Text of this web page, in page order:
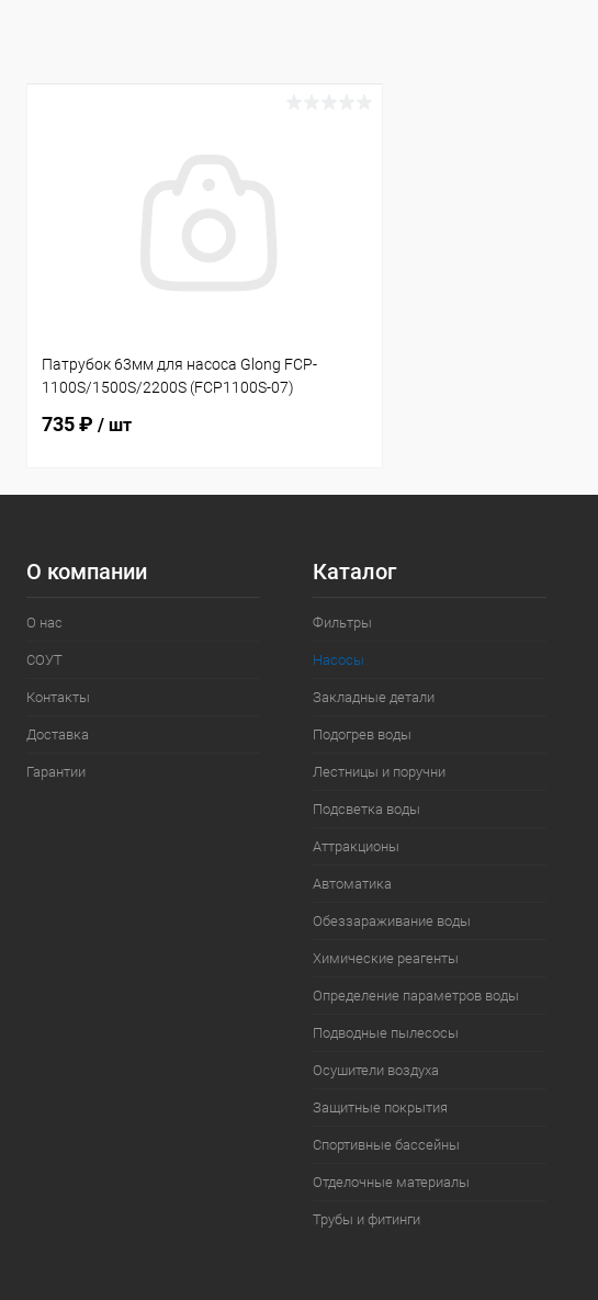
Патрубок 63мм для насоса Glong FCP-
1100S/1500S/2200S (FCP1100S-07)
735 ₽ / шт
О компании
О нас
СОУТ
Контакты
Доставка
Гарантии
Каталог
Фильтры
Насосы
Закладные детали
Подогрев воды
Лестницы и поручни
Подсветка воды
Аттракционы
Автоматика
Обеззараживание воды
Химические реагенты
Определение параметров воды
Подводные пылесосы
Осушители воздуха
Защитные покрытия
Спортивные бассейны
Отделочные материалы
Трубы и фитинги